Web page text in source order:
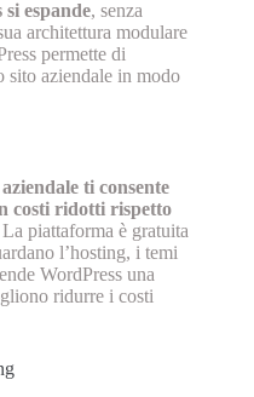
espande, senza
architettura modulare
permette di
sito aziendale in modo
ti consente
costi ridotti rispetto
La piattaforma è gratuita
l’hosting, i temi
WordPress una
ridurre i costi